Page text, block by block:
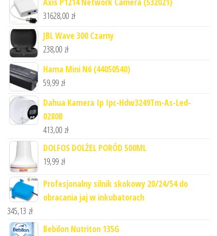
31628,00 zł
JBL Wave 300 Czarny
238,00 zł
Hama Mini N6 (44050540)
59,99 zł
Dahua Kamera Ip Ipc-Hdw3249Tm-As-Led-
0280B
413,00 zł
DOLFOS DOLŻEL PORÓD 500ML
19,99 zł
Profesjonalny silnik skokowy 20/24/54 do
obracania jaj w inkubatorach
345,13 zł
Bebilon Nutriton 135G